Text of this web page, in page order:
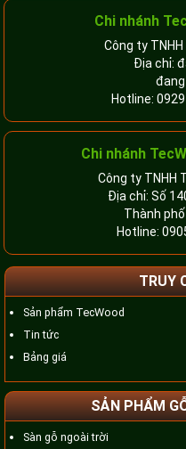
Chi nhánh
Công ty
Địa chỉ:
đang
Hotline:
Chi nhánh
Công ty TNHH
Địa chỉ: Số
Thành
Hotline:
TRUY
Sản phẩm TecWood
Tin tức
Bảng giá
SẢN PHẨM
Sàn gỗ ngoài trời